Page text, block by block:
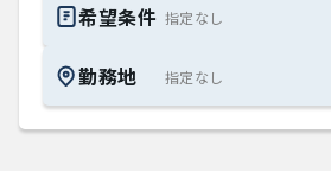
エージェントサービスTOP
サービスの流れ
希望条件
勤務地